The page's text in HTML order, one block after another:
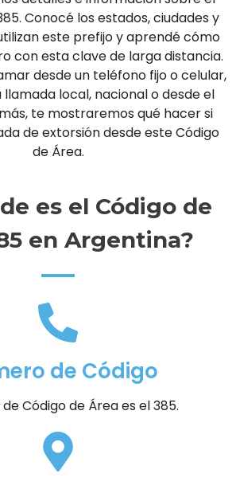
Conocé los estados, ciudades y
este prefijo y aprendé cómo
con esta clave de larga distancia.
desde un teléfono fijo o celular,
local, nacional o desde el
te mostraremos qué hacer si
de extorsión desde este Código
de Área.
es el Código de
en Argentina?
de Código
Código de Área es el 385.